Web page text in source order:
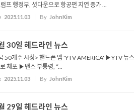
프 행정부, 셧다운으로 항공편 지연 증가 ...
2025.11.03 By JohnKim
30일 헤드라인 뉴스
50개주 시청> 핸드폰 앱 'YTV AMERICA' ▶YTV 뉴
체포 ▶밴스 부통령, “...
2025.11.03 By JohnKim
29일 헤드라인 뉴스